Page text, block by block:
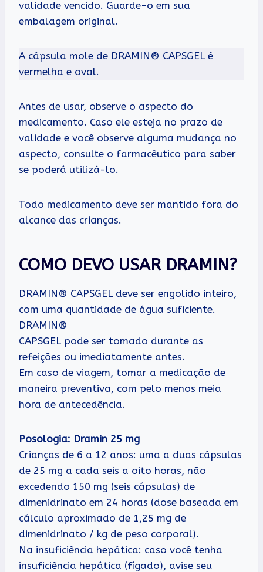
validade vencido. Guarde-o em sua
embalagem original.
A cápsula mole de DRAMIN® CAPSGEL é
vermelha e oval.
Antes de usar, observe o aspecto do
medicamento. Caso ele esteja no prazo de
validade e você observe alguma mudança no
aspecto, consulte o farmacêutico para saber
se poderá utilizá-lo.
Todo medicamento deve ser mantido fora do
alcance das crianças.
COMO DEVO USAR DRAMIN?
DRAMIN® CAPSGEL deve ser engolido inteiro,
com uma quantidade de água suficiente.
DRAMIN®
CAPSGEL pode ser tomado durante as
refeições ou imediatamente antes.
Em caso de viagem, tomar a medicação de
maneira preventiva, com pelo menos meia
hora de antecedência.
Posologia: Dramin 25 mg
Crianças de 6 a 12 anos: uma a duas cápsulas
de 25 mg a cada seis a oito horas, não
excedendo 150 mg (seis cápsulas) de
dimenidrinato em 24 horas (dose baseada em
cálculo aproximado de 1,25 mg de
dimenidrinato / kg de peso corporal).
Na insuficiência hepática: caso você tenha
insuficiência hepática (fígado), avise seu